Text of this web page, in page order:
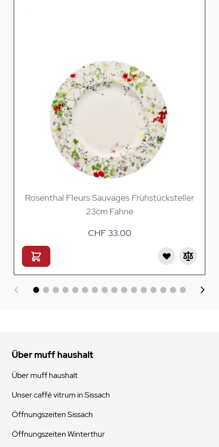
Rosenthal Fleurs Sauvages Frühstücksteller
23cm Fahne
CHF 33.00
Über muff haushalt
Über muff haushalt
Unser caffé vitrum in Sissach
Öffnungszeiten Sissach
Öffnungszeiten Winterthur